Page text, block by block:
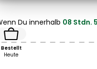
Du innerhalb 08 Stdn.
Bestellt
Heute